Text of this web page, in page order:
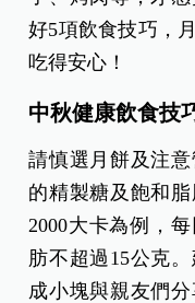
好5項飲食技巧，
吃得安心！
中秋健康飲食技
請慎選月餅及注
的精製糖及飽和
2000大卡為例，
肪不超過15公克
成小塊與親友們